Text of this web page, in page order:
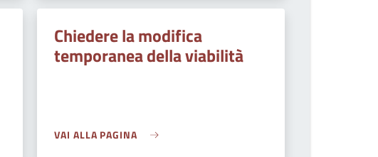
Chiedere la modifica
temporanea della viabilità
VAI ALLA PAGINA